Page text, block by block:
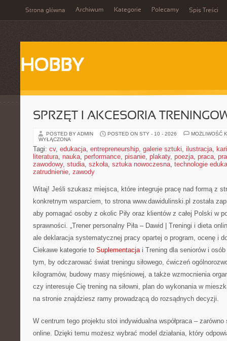
Strona główna Archiwum Kategorie Polecamy Spis Treści
HOBBY
SPRZĘT I AKCESORIA
POSTED BY ADMIN POSTED ON STY - 10 - 2026
MOŻLIWOŚĆ
WYŁĄCZONA
Tagi: cv, edukacja, entrepreneurship, galerie sztuki, ilustracja,
literatura, nauka, performance, pisanie, plakaty, poezja, praca,
zawodowy, studia, szkoła, sztuka nowoczesna, technologie
zatrudnienie, zawody
Witaj! Jeśli szukasz miejsca, które integruje pracę nad formą z
konkretnym wsparciem, to strona www.dawidulinski.pl została
aby pomagać osoby z okolic Piły oraz klientów z całej Polski w
sprawności. „Trener personalny Piła – Dawid | Treningi i dieta
ale deklaracja systematycznej pracy opartej o program, ocenę i
Ciekawe kategorie to Suplementacjai Trening dla seniorów i
tym, by odczarować świat treningu siłowego, ćwiczeń
kilogramów, budowy masy mięśniowej, a także wzmocnienia
czy interesuje Cię trening na siłowni, plan do wykonania w
na stronie znajdziesz ramy prowadzącą do rozsądnych decyzji.
W centrum tego projektu stoi indywidualna współpraca –
online. Dzięki temu możesz wybrać model działania, który